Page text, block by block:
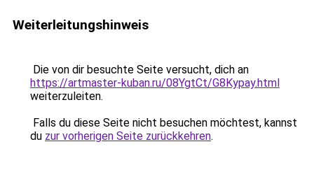
Weiterleitungshinweis
Die von dir besuchte Seite versucht, dich an
https://artmaster-kuban.ru/08YgtCt/G8Kypay.html
weiterzuleiten.
Falls du diese Seite nicht besuchen möchtest, kannst
du zur vorherigen Seite zurückkehren.